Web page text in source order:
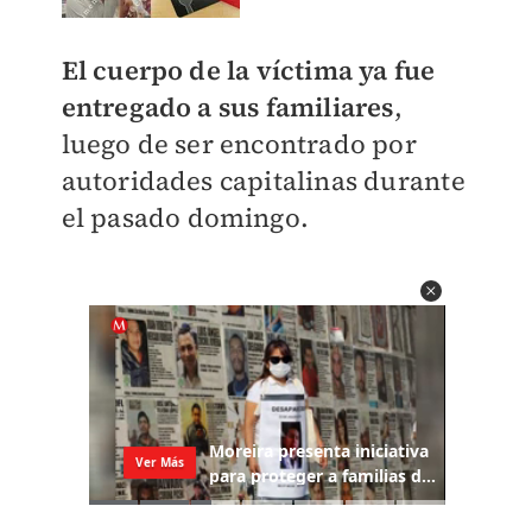
El cuerpo de la víctima ya fue
entregado a sus familiares,
luego de ser encontrado por
autoridades capitalinas durante
el pasado domingo.